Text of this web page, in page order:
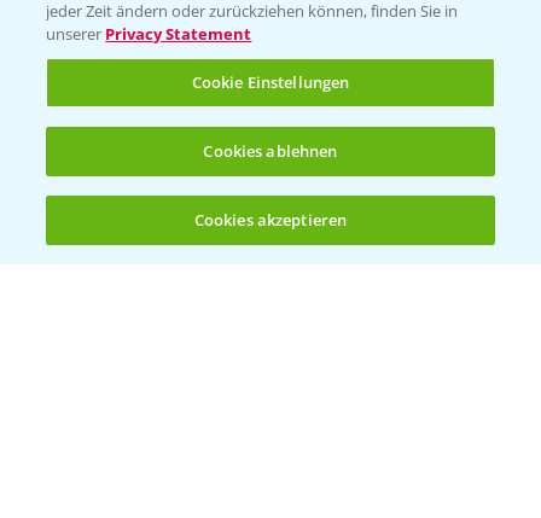
(noch 4)
Infos
LINKS
Apps
Wetter Aktuell
jeder Zeit ändern oder zurückziehen können, finden Sie in
unserer Privacy Statement
Cookie Einstellungen
Cookies ablehnen
Cookies akzeptieren